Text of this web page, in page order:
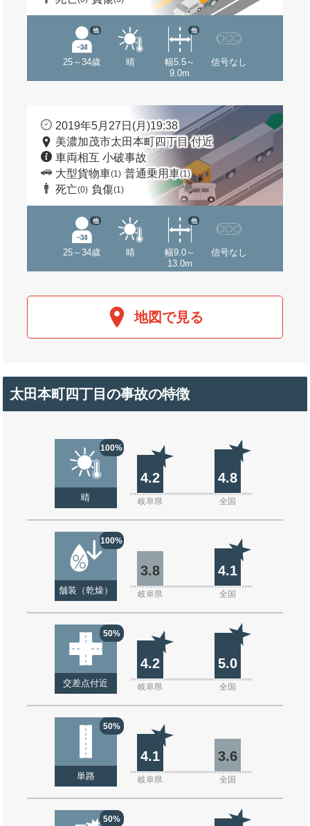
25～34歳
他
晴
幅5.5～
9.0m
他
信号なし
2019年5月27日(月)19:38
美濃加茂市太田本町四丁目 付近
車両相互 小破事故
大型貨物車(1) 普通乗用車(1)
死亡(0) 負傷(1)
25～34歳
他
晴
幅9.0～
13.0m
他
信号なし
地図で見る
太田本町四丁目の事故の特徴
100%
晴
4.2 4.8
岐阜県 全国
100%
舗装（乾燥）
3.8 4.1
岐阜県 全国
50%
交差点付近
4.2 5.0
岐阜県 全国
50%
単路
4.1 3.6
岐阜県 全国
50%